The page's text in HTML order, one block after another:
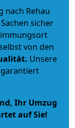
nach Rehau
sicher
von den
. Unsere
garantiert
Ihr Umzug
auf Sie!